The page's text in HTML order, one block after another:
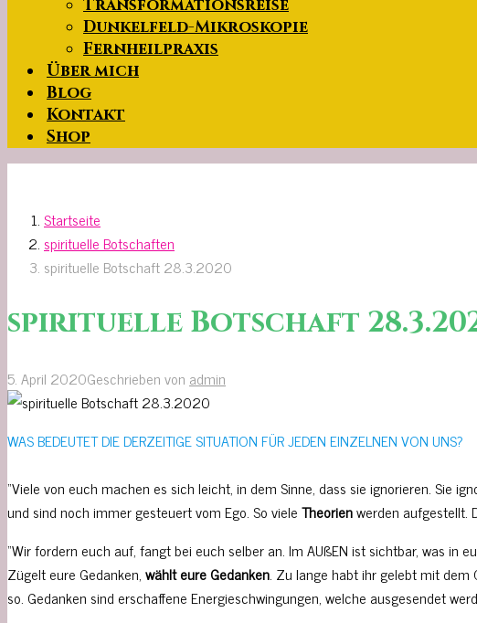
Transformationsreise
Dunkelfeld-Mikroskopie
Fernheilpraxis
Über mich
Blog
Kontakt
Shop
Startseite
spirituelle Botschaften
spirituelle Botschaft 28.3.2020
spirituelle Botschaft
5. April 2020Geschrieben von admin
WAS BEDEUTET DIE DERZEITIGE SITUATION FÜR JEDEN EINZELNEN VON UNS?
“Viele von euch machen es sich leicht, in dem Sinne, dass sie ignorieren. Sie
und sind noch immer gesteuert vom Ego. So vieleTheorienwerden aufgestellt.
“Wir fordern euch auf, fangt bei euch selber an. Im AUßEN ist sichtbar, was in
Zügelt eure Gedanken,wählt eure Gedanken. Zu lange habt ihr gelebt mit dem
so. Gedanken sind erschaffene Energieschwingungen, welche ausgesendet